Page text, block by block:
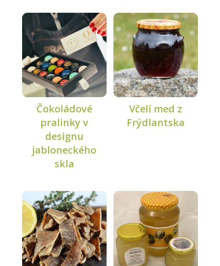
Čokoládové
pralinky v
designu
jabloneckého
skla
Včelí med z
Frýdlantska